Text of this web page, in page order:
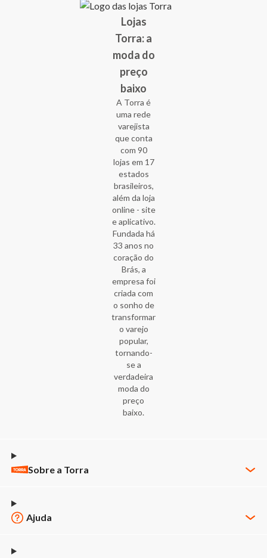
Lojas
Torra: a
moda do
preço
baixo
A Torra é
uma rede
varejista
que conta
com 90
lojas em 17
estados
brasileiros,
além da loja
online - site
e aplicativo.
Fundada há
33 anos no
coração do
Brás, a
empresa foi
criada com
o sonho de
transformar
o varejo
popular,
tornando-
se a
verdadeira
moda do
preço
baixo.
Sobre a Torra
Nossas Lojas
Ajuda